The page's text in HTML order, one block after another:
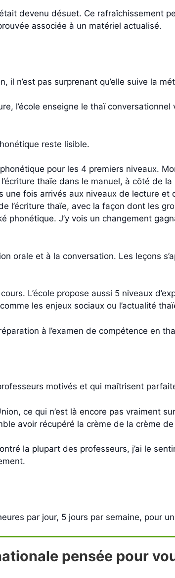
devenu désuet. Ce rafraîchissement
associée à un matériel actualisé.
n’est pas surprenant qu’elle suive la
l’école enseigne le thaï
reste lisible.
pour les 4 premiers niveaux.
thaïe dans le manuel, à côté de
fois arrivés aux niveaux de lecture et
l’écriture thaïe, avec la façon dont les
phonétique. J’y vois un changement
orale et à la conversation. Les leçons
L’école propose aussi 5 niveaux
les enjeux sociaux ou l’actualité
à l’examen de compétence en
motivés et qui maîtrisent
ce qui n’est là encore pas vraiment
avoir récupéré la crème de la crème
la plupart des professeurs, j’ai le
par jour, 5 jours par semaine, pour
pensée pour